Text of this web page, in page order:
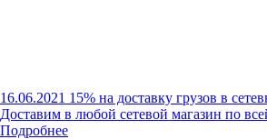
16.06.2021 15% на доставку грузов в
Доставим в любой сетевой магазин по
Подробнее